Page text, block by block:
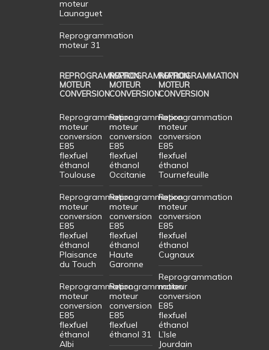
moteur
Launaguet
Reprogrammation
moteur 31
REPROGRAMMATION
MOTEUR
CONVERSION
Reprogrammation
moteur
conversion
E85
flexfuel
éthanol
Toulouse
Reprogrammation
moteur
conversion
E85
flexfuel
éthanol
Plaisance
du Touch
Reprogrammation
moteur
conversion
E85
flexfuel
éthanol
Albi
REPROGRAMMATION
MOTEUR
CONVERSION
Reprogrammation
moteur
conversion
E85
flexfuel
éthanol
Occitanie
Reprogrammation
moteur
conversion
E85
flexfuel
éthanol
Haute
Garonne
Reprogrammation
moteur
conversion
E85
flexfuel
éthanol 31
REPROGRAMMATION
MOTEUR
CONVERSION
Reprogrammation
moteur
conversion
E85
flexfuel
éthanol
Tournefeuille
Reprogrammation
moteur
conversion
E85
flexfuel
éthanol
Cugnaux
Reprogrammation
moteur
conversion
E85
flexfuel
éthanol
L’Isle
Jourdain